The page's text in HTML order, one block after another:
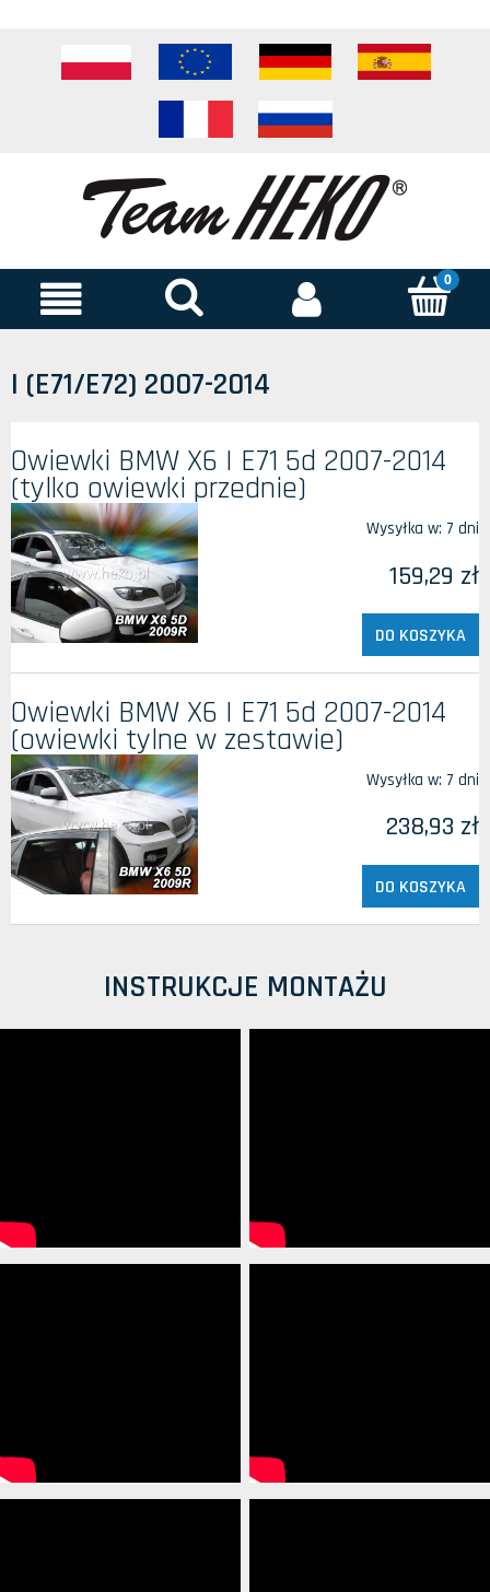
I (E71/E72) 2007-2014
Owiewki BMW X6 I E71 5d 2007-2014
(tylko owiewki przednie)
Wysyłka w: 7 dni
159,29 zł
DO KOSZYKA
Owiewki BMW X6 I E71 5d 2007-2014
(owiewki tylne w zestawie)
Wysyłka w: 7 dni
238,93 zł
DO KOSZYKA
INSTRUKCJE MONTAŻU